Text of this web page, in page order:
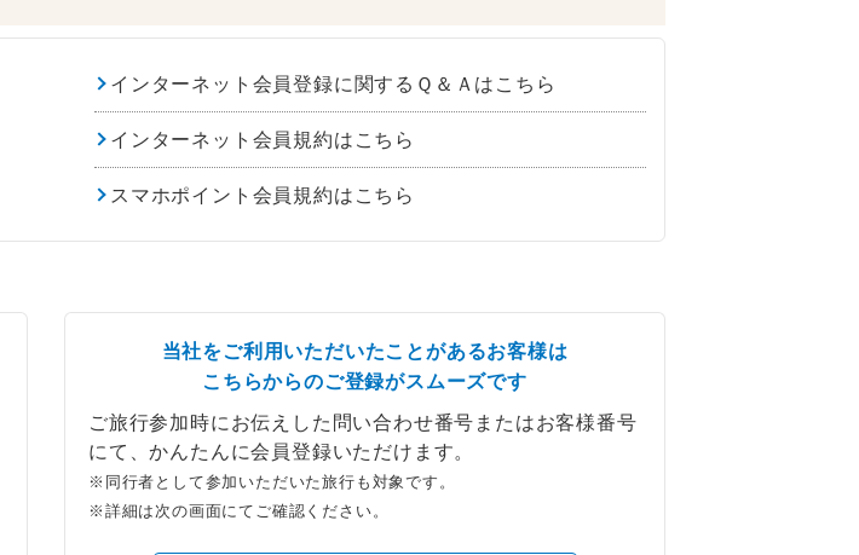
インターネット会員登録に関するＱ＆Ａはこちら
インターネット会員規約はこちら
スマホポイント会員規約はこちら
当社をご利用いただいたことがあるお客様は
こちらからのご登録がスムーズです
ご旅行参加時にお伝えした問い合わせ番号またはお客様番号
にて、かんたんに会員登録いただけます。
※同行者として参加いただいた旅行も対象です。
※詳細は次の画面にてご確認ください。